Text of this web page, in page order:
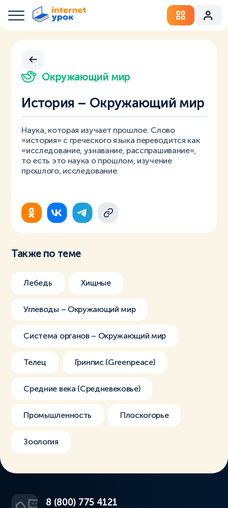
Окружающий мир
История – Окружающий мир
Наука, которая изучает прошлое. Слово
«история» с греческого языка переводится как
«исследование, узнавание, расспрашивание»,
то есть это наука о прошлом, изучение
прошлого, исследование.
Также по теме
Лебедь Хищные
Углеводы – Окружающий мир
Система органов – Окружающий мир
Телец Гринпис (Greenpeace)
Средние века (Средневековье)
Промышленность Плоскогорье
Зоология
8 (800) 775 4121